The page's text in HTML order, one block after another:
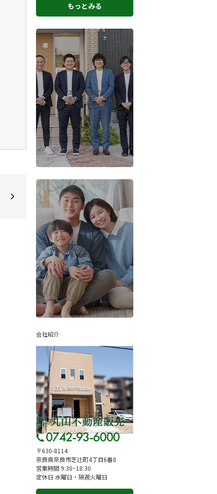
当社について
会社概要
香芝支店紹介ページ
採用情報
スタッフ紹介
お客様の声
来店予約
よくある質問
サイトマップ
お問い合わせ
もっとみる
スタッフ紹介
-STAFF-
もっとみる
お客様の声
-VOICES-
もっとみる
会社紹介
〒630-8114
奈良県奈良市芝辻町4丁目6番8
営業時間 9:30~18:30
定休日 水曜日・隔週火曜日